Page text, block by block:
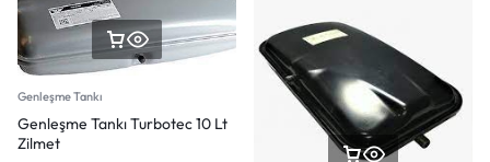
Genleşme Tankı
Genleşme Tankı Turbotec 10 Lt
Zilmet